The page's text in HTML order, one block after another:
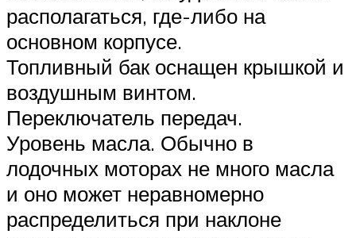
располагаться, где-либо на
основном корпусе.
Топливный бак оснащен крышкой и
воздушным винтом.
Переключатель передач.
Уровень масла. Обычно в
лодочных моторах не много масла
и оно может неравномерно
распределиться при наклоне